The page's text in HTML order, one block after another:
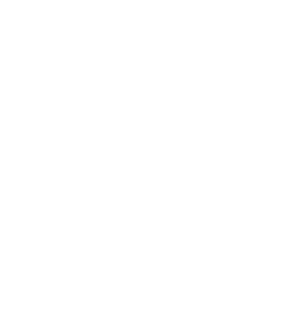
aus den Kategorien